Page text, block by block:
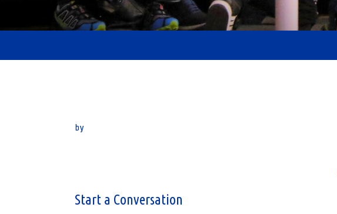
by
navigation
Start a Conversation